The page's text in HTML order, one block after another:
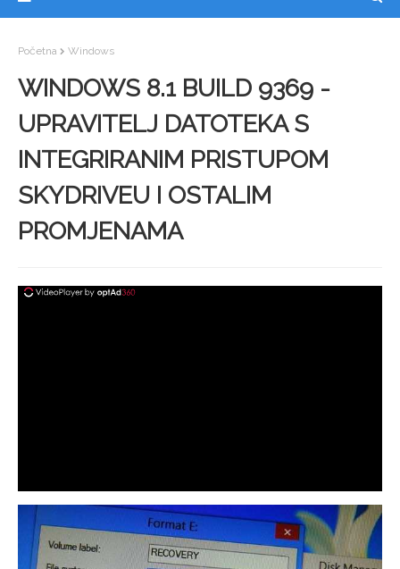
Početna Windows
WINDOWS 8.1 BUILD 9369 -
UPRAVITELJ DATOTEKA S
INTEGRIRANIM PRISTUPOM
SKYDRIVEU I OSTALIM
PROMJENAMA